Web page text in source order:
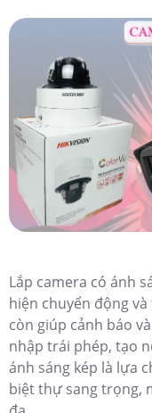
Lắp camera có ánh
hiện chuyển động
còn giúp cảnh báo
nhập trái phép, tạo
ánh sáng kép là lựa
biệt thự sang trọng,